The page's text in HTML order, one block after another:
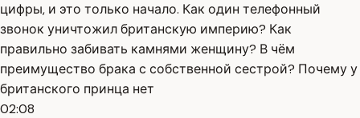
цифры, и это только начало. Как один телефонный
звонок уничтожил британскую империю? Как
правильно забивать камнями женщину? В чём
преимущество брака с собственной сестрой? Почему у
британского принца нет
02:08